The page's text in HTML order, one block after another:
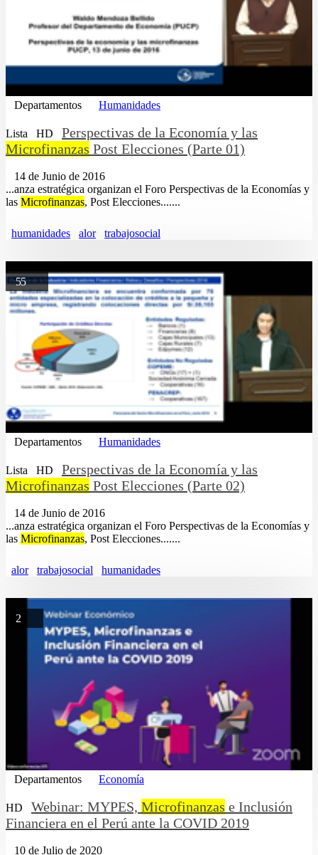
Departamentos Humanidades
Lista HD
Perspectivas de la Economía y las
Microfinanzas Post Elecciones (Parte 01)
14 de Junio de 2016
...anza estratégica organizan el Foro Perspectivas de la Economías y
las Microfinanzas, Post Elecciones.......
humanidades alor trabajosocial
55
Departamentos Humanidades
Lista HD
Perspectivas de la Economía y las
Microfinanzas Post Elecciones (Parte 02)
14 de Junio de 2016
...anza estratégica organizan el Foro Perspectivas de la Economías y
las Microfinanzas, Post Elecciones.......
alor trabajosocial humanidades
2
Departamentos Economía
HD Webinar: MYPES, Microfinanzas e Inclusión
Financiera en el Perú ante la COVID 2019
10 de Julio de 2020